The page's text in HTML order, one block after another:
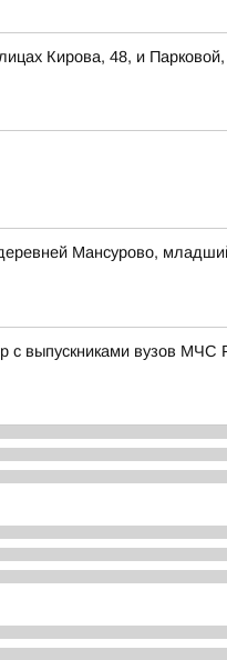
Кирова, 48, и
Мансурово,
с выпускниками вузов МЧС